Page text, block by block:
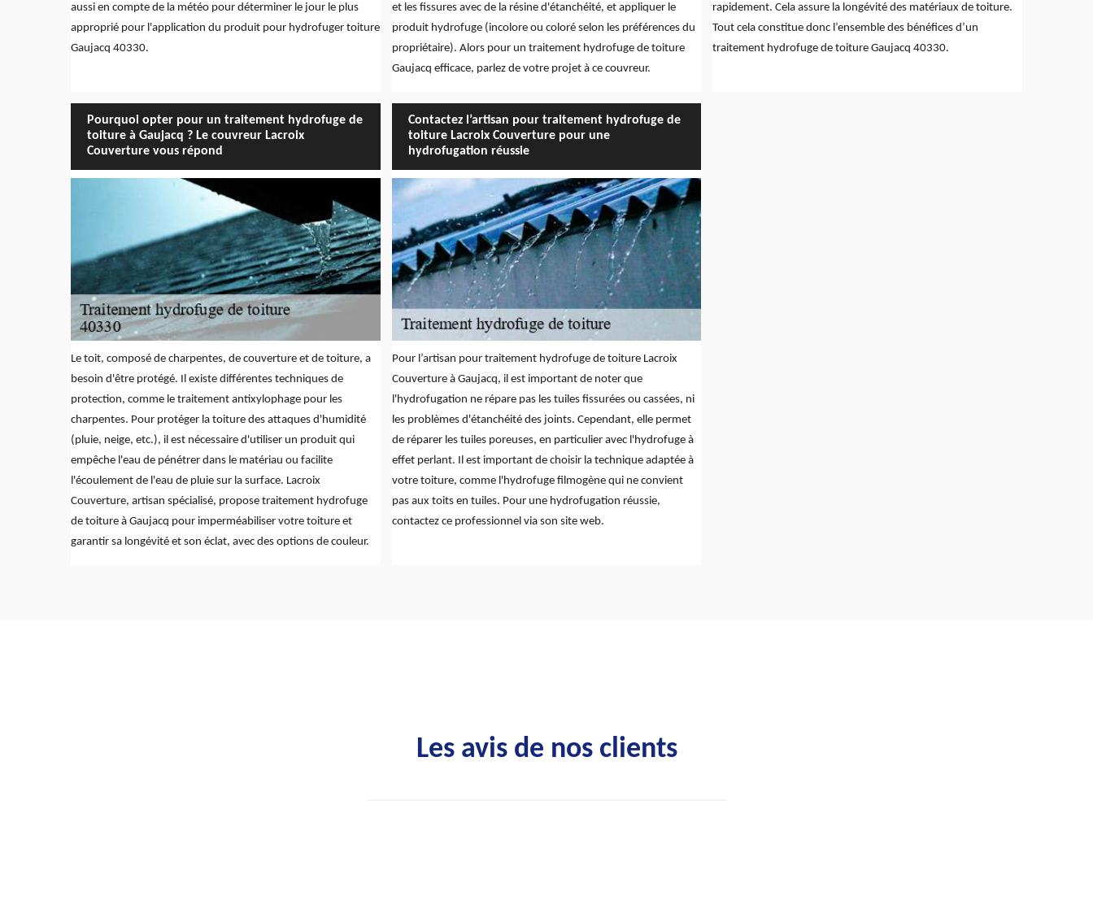
aussi en compte de la météo pour déterminer le jour le plus
approprié pour l'application du produit pour hydrofuger toiture
Gaujacq 40330.
et les fissures avec de la résine d'étanchéité, et appliquer le
produit hydrofuge (incolore ou coloré selon les préférences du
propriétaire). Alors pour un traitement hydrofuge de toiture
Gaujacq efficace, parlez de votre projet à ce couvreur.
rapidement. Cela assure la longévité des matériaux de toiture.
Tout cela constitue donc l’ensemble des bénéfices d’un
traitement hydrofuge de toiture Gaujacq 40330.
Pourquoi opter pour un traitement hydrofuge de
toiture à Gaujacq ? Le couvreur Lacroix
Couverture vous répond
Le toit, composé de charpentes, de couverture et de toiture, a
besoin d'être protégé. Il existe différentes techniques de
protection, comme le traitement antixylophage pour les
charpentes. Pour protéger la toiture des attaques d'humidité
(pluie, neige, etc.), il est nécessaire d'utiliser un produit qui
empêche l'eau de pénétrer dans le matériau ou facilite
l'écoulement de l'eau de pluie sur la surface. Lacroix
Couverture, artisan spécialisé, propose traitement hydrofuge
de toiture à Gaujacq pour imperméabiliser votre toiture et
garantir sa longévité et son éclat, avec des options de couleur.
Contactez l’artisan pour traitement hydrofuge de
toiture Lacroix Couverture pour une
hydrofugation réussie
Pour l’artisan pour traitement hydrofuge de toiture Lacroix
Couverture à Gaujacq, il est important de noter que
l'hydrofugation ne répare pas les tuiles fissurées ou cassées, ni
les problèmes d'étanchéité des joints. Cependant, elle permet
de réparer les tuiles poreuses, en particulier avec l'hydrofuge à
effet perlant. Il est important de choisir la technique adaptée à
votre toiture, comme l'hydrofuge filmogène qui ne convient
pas aux toits en tuiles. Pour une hydrofugation réussie,
contactez ce professionnel via son site web.
Les avis de nos clients